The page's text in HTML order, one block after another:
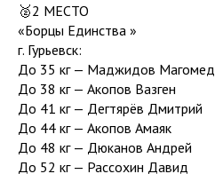
🥈2 МЕСТО
«Борцы Единства »
г. Гурьевск:
До 35 кг — Маджидов Магомед
До 38 кг — Акопов Вазген
До 41 кг — Дегтярёв Дмитрий
До 44 кг — Акопов Амаяк
До 48 кг — Дюканов Андрей
До 52 кг — Рассохин Давид